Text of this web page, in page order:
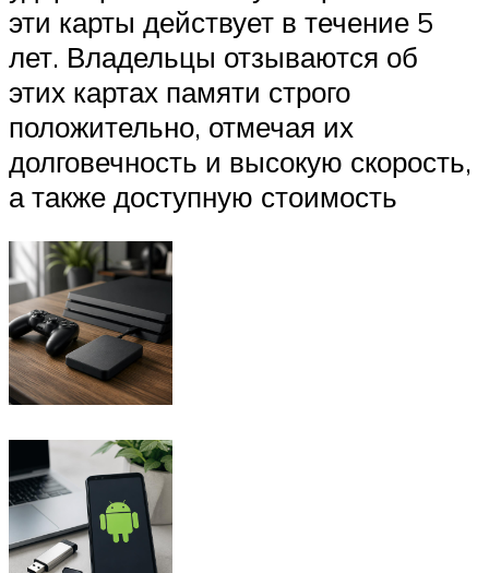
эти карты действует в течение 5
лет. Владельцы отзываются об
этих картах памяти строго
положительно, отмечая их
долговечность и высокую скорость,
а также доступную стоимость